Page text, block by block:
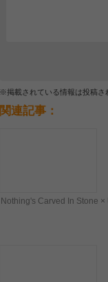
※掲載されている情報は投稿さ
関連記事：
Nothing's Carved In Stone